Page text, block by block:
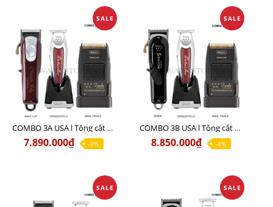
SALE
COMBO 3A USA l Tông cắt MAGIC + Tông viền DETAILER PRO LI + Cạo khô FINALE
7.890.000₫ -0%
SALE
COMBO 3B USA l Tông cắt SENIOR + Tông viền DETAILER PRO LI + Cạo khô FINALE
8.850.000₫ -4%
SALE SALE